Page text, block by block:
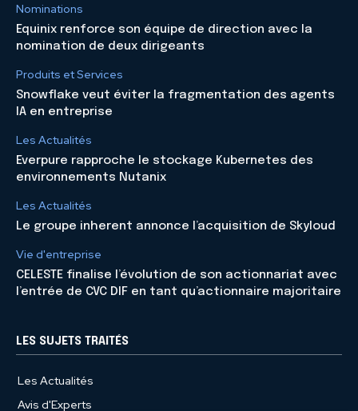
Nominations
Equinix renforce son équipe de direction avec la
nomination de deux dirigeants
Produits et Services
Snowflake veut éviter la fragmentation des agents
IA en entreprise
Les Actualités
Everpure rapproche le stockage Kubernetes des
environnements Nutanix
Les Actualités
Le groupe inherent annonce l’acquisition de Skyloud
Vie d'entreprise
CELESTE finalise l’évolution de son actionnariat avec
l’entrée de CVC DIF en tant qu’actionnaire majoritaire
LES SUJETS TRAITÉS
Les Actualités
Avis d'Experts